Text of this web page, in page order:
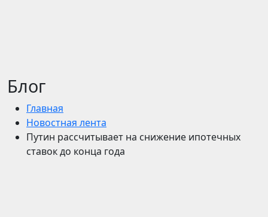
Блог
Главная
Новостная лента
Путин рассчитывает на снижение ипотечных
ставок до конца года